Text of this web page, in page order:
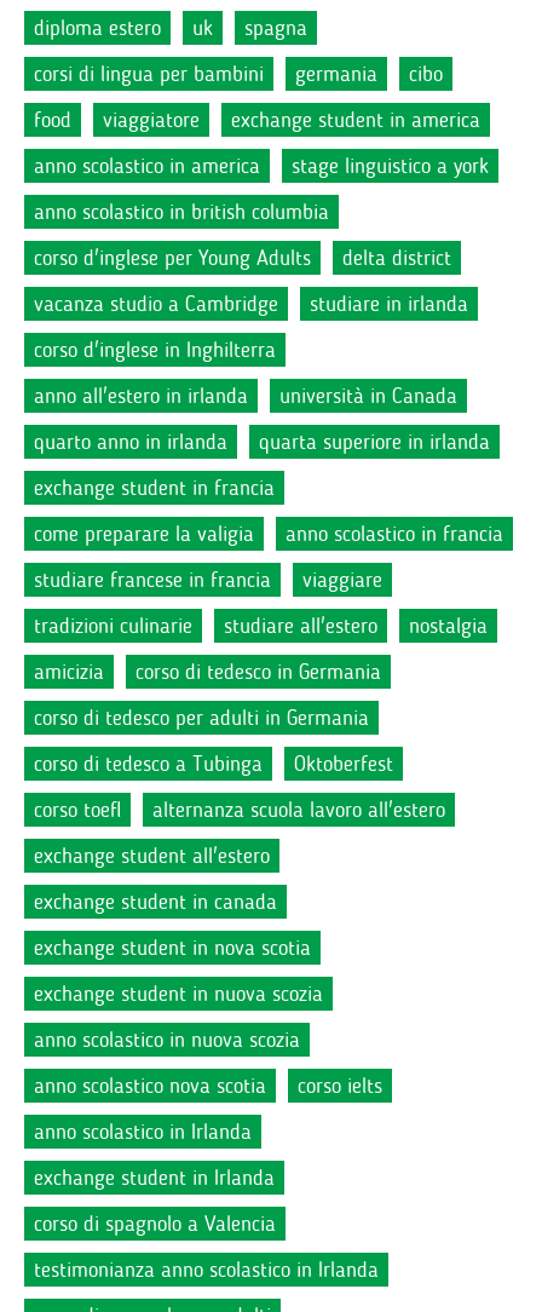
diploma estero
uk
spagna
corsi di lingua per bambini
germania
cibo
food
viaggiatore
exchange student in america
anno scolastico in america
stage linguistico a york
anno scolastico in british columbia
corso d'inglese per Young Adults
delta district
vacanza studio a Cambridge
studiare in irlanda
corso d'inglese in Inghilterra
anno all'estero in irlanda
università in Canada
quarto anno in irlanda
quarta superiore in irlanda
exchange student in francia
come preparare la valigia
anno scolastico in francia
studiare francese in francia
viaggiare
tradizioni culinarie
studiare all'estero
nostalgia
amicizia
corso di tedesco in Germania
corso di tedesco per adulti in Germania
corso di tedesco a Tubinga
Oktoberfest
corso toefl
alternanza scuola lavoro all'estero
exchange student all'estero
exchange student in canada
exchange student in nova scotia
exchange student in nuova scozia
anno scolastico in nuova scozia
anno scolastico nova scotia
corso ielts
anno scolastico in Irlanda
exchange student in Irlanda
corso di spagnolo a Valencia
testimonianza anno scolastico in Irlanda